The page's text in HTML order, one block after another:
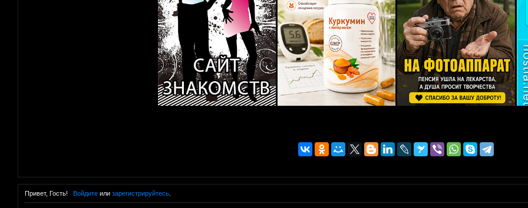
Привет, Гость! Войдитеили зарегистрируйтесь.